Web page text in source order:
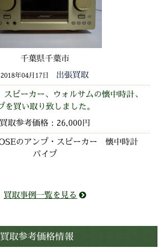
千葉県千葉市
2018年04月17日
出張買取
ピーカー、ウォルサムの懐中時計、
を買い取り致しました。
買取参考価格：26,000円
のアンプ・スピーカー 懐中時計
パイプ
買取事例一覧を見る
取参考価格情報